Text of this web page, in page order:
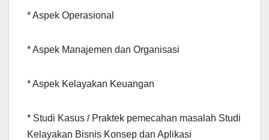
* Aspek Operasional
* Aspek Manajemen dan Organisasi
* Aspek Kelayakan Keuangan
* Studi Kasus / Praktek pemecahan masalah Studi
Kelayakan Bisnis Konsep dan Aplikasi